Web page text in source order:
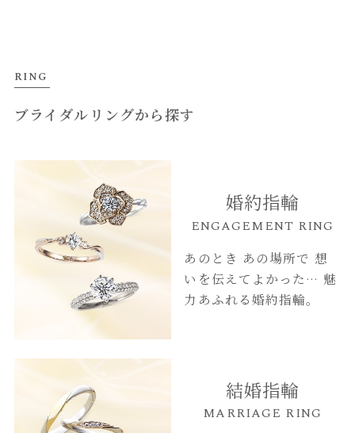
RING
ブライダルリングから探す
婚約指輪
ENGAGEMENT RING
あのとき あの場所で 想
いを伝えてよかった… 魅
力あふれる婚約指輪。
結婚指輪
MARRIAGE RING